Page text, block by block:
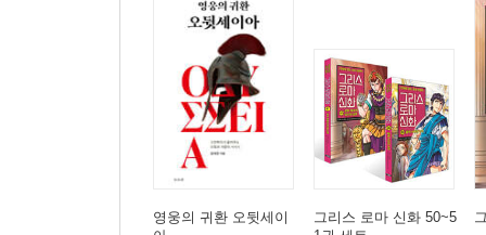
영웅의 귀환 오뒷세이
그리스 로마 신화 50~5